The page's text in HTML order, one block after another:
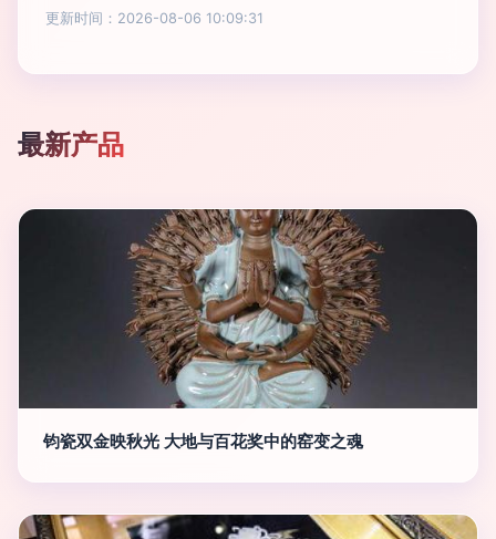
更新时间：2026-08-06 10:09:31
最新产品
钧瓷双金映秋光 大地与百花奖中的窑变之魂